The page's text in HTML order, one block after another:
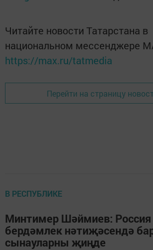
Читайте новости Татарстана в
национальном мессенджере
https://max.ru/tatmedia
Перейти на страницу
В РЕСПУБЛИКЕ
Минтимер Шәймиев: Россия
бердәмлек нәтиҗәсендә
сынауларны җиңде